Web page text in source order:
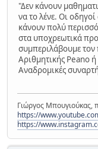
"Δεν κάνουν
να το λένε. Οι
κάνουν πολύ
στα υποχρεωτικά
συμπεριλάβουμε
Αριθμητικής Peano
Αναδρομικές
Γιώργος Μπουγιούκας,
https://
https://